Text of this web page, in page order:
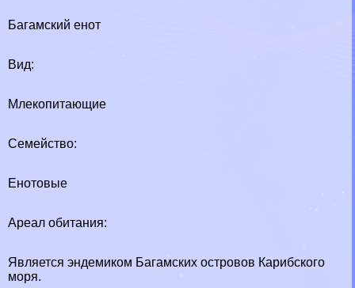
Багамский енот
Вид:
Млекопитающие
Семейство:
Енотовые
Ареал обитания:
Является эндемиком Багамских островов Карибского
моря.